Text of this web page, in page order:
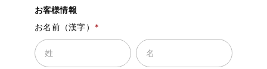
お客様情報
お名前（漢字） *